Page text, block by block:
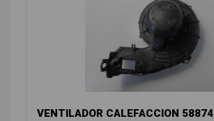
VENTILADOR CALEFACCION 58874